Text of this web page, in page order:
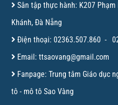
Sân tập thực hành: K207
Khánh, Đà Nẵng
Điện thoại: 02363.507.860 -
Email: ttsaovang@gmail.com
Fanpage: Trung tâm Giáo dục
tô - mô tô Sao Vàng